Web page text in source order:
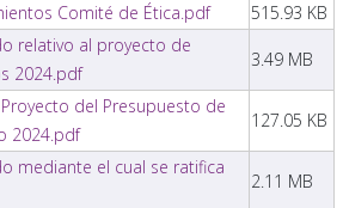
Comité de Ética.pdf
515.93 KB
relativo al proyecto de
2024.pdf
3.49 MB
Proyecto del Presupuesto de
2024.pdf
127.05 KB
mediante el cual se ratifica
2.11 MB